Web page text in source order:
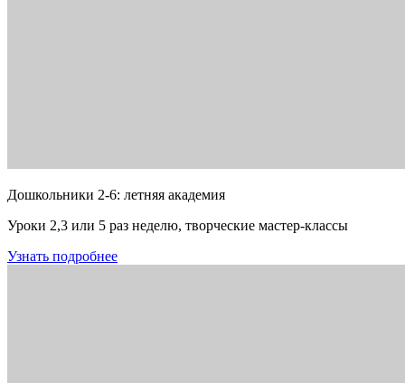
Дошкольники 2-6: летняя академия
Уроки 2,3 или 5 раз неделю, творческие мастер-классы
Узнать подробнее